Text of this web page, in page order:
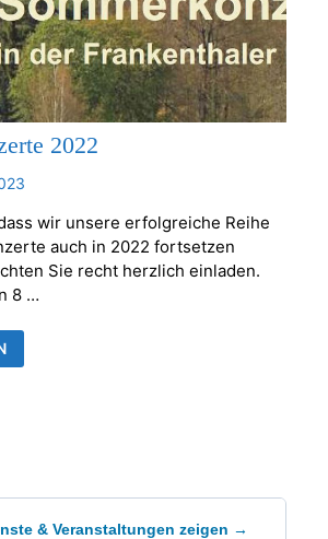
2022
wir unsere erfolgreiche Reihe
auch in 2022 fortsetzen
Sie recht herzlich einladen.
8 …
& Veranstaltungen zeigen →